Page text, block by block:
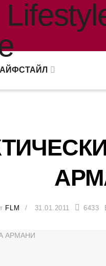
FLM 31.01.2011 6433